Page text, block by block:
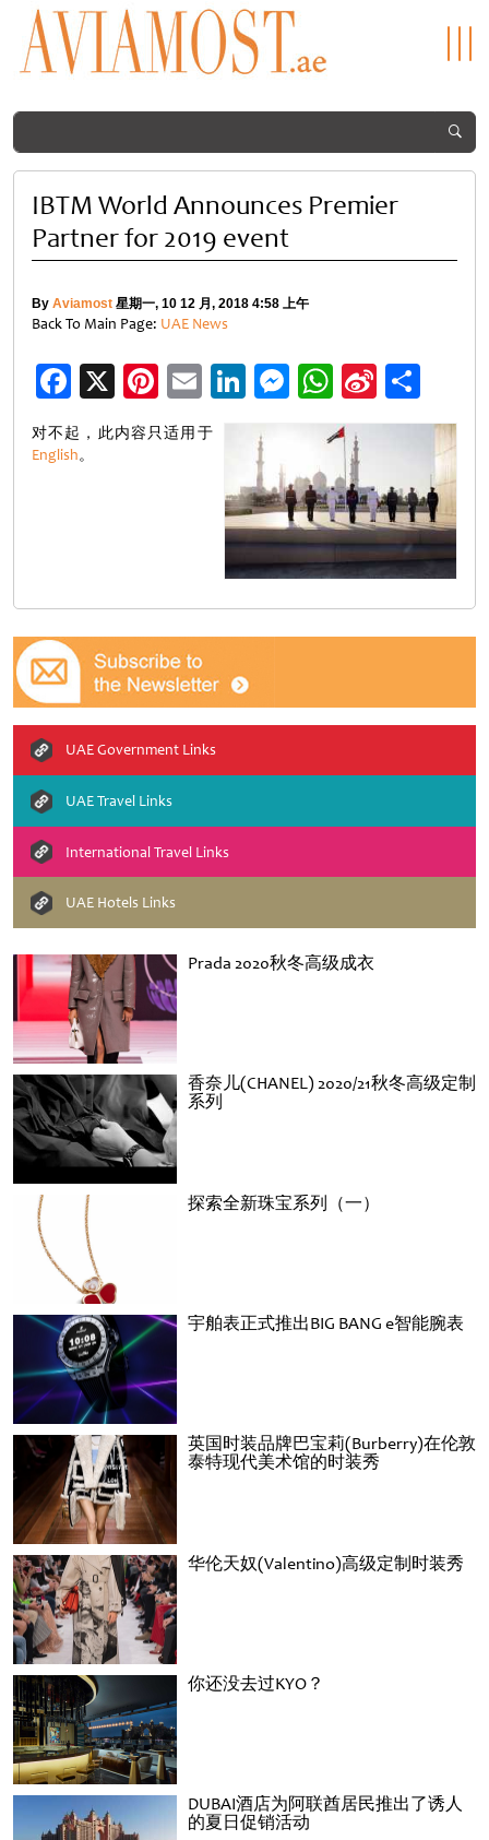
Prada 2020秋冬高级成衣
香奈儿(CHANEL) 2020/21秋冬高级定制
系列
探索全新珠宝系列（一）
宇舶表正式推出BIG BANG e智能腕表
英国时装品牌巴宝莉(Burberry)在伦敦
泰特现代美术馆的时装秀
华伦天奴(Valentino)高级定制时装秀
你还没去过KYO？
DUBAI酒店为阿联酋居民推出了诱人
的夏日促销活动
IBTM World Announces Premier
Partner for 2019 event
By Aviamost 星期一, 10 12 月, 2018 4:58 上午
Back To Main Page: UAE News
Facebook
X Pinterest
EmailLinkedIn
Messenger
WhatsApp
Sina
Weibo
享
对不起，此内容只适用于
English。
UAE Government Links
UAE Travel Links
International Travel Links
UAE Hotels Links